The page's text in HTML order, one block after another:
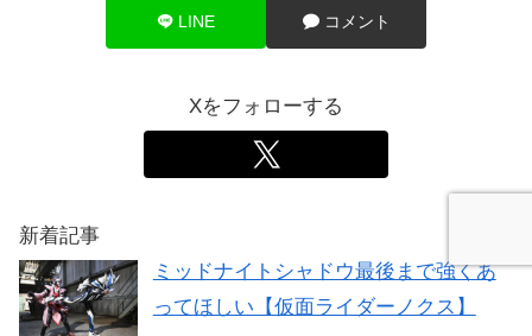
LINE コメント
Xをフォローする
新着記事
ミッドナイトシャドウ最後まで強くあ
ってほしい【仮面ライダーノクス】